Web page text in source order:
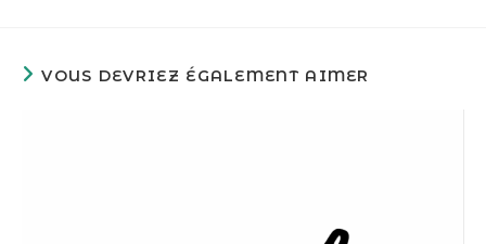
VOUS DEVRIEZ ÉGALEMENT AIMER